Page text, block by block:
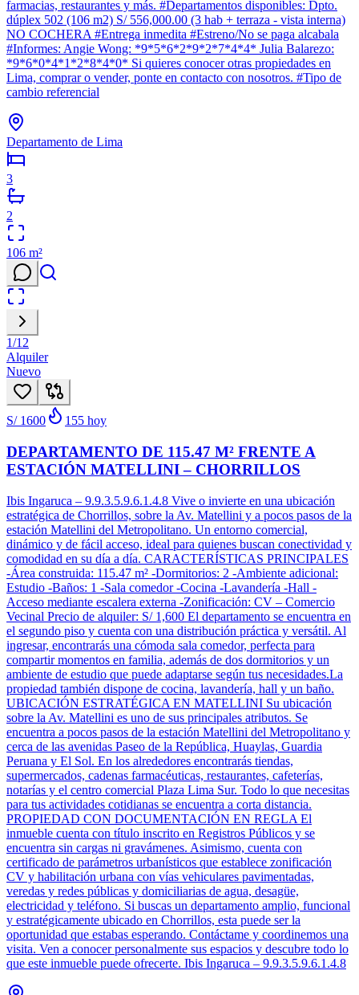
farmacias, restaurantes y más. #Departamentos disponibles: Dpto.
dúplex 502 (106 m2) S/ 556,000.00 (3 hab + terraza - vista interna)
NO COCHERA #Entrega inmedita #Estreno/No se paga alcabala
#Informes: Angie Wong: *9*5*6*2*9*2*7*4*4* Julia Balarezo:
*9*6*0*4*1*2*8*4*0* Si quieres conocer otras propiedades en
Lima, comprar o vender, ponte en contacto con nosotros. #Tipo de
cambio referencial
Departamento de Lima
3
2
106 m²
1/12
Alquiler
Nuevo
S/ 1600 155 hoy
DEPARTAMENTO DE 115.47 M² FRENTE A
ESTACIÓN MATELLINI – CHORRILLOS
Ibis Ingaruca – 9.9.3.5.9.6.1.4.8 Vive o invierte en una ubicación
estratégica de Chorrillos, sobre la Av. Matellini y a pocos pasos de la
estación Matellini del Metropolitano. Un entorno comercial,
dinámico y de fácil acceso, ideal para quienes buscan conectividad y
comodidad en su día a día. CARACTERÍSTICAS PRINCIPALES
-Área construida: 115.47 m² -Dormitorios: 2 -Ambiente adicional:
Estudio -Baños: 1 -Sala comedor -Cocina -Lavandería -Hall -
Acceso mediante escalera externa -Zonificación: CV – Comercio
Vecinal Precio de alquiler: S/ 1,600 El departamento se encuentra en
el segundo piso y cuenta con una distribución práctica y versátil. Al
ingresar, encontrarás una cómoda sala comedor, perfecta para
compartir momentos en familia, además de dos dormitorios y un
ambiente de estudio que puede adaptarse según tus necesidades.La
propiedad también dispone de cocina, lavandería, hall y un baño.
UBICACIÓN ESTRATÉGICA EN MATELLINI Su ubicación
sobre la Av. Matellini es uno de sus principales atributos. Se
encuentra a pocos pasos de la estación Matellini del Metropolitano y
cerca de las avenidas Paseo de la República, Huaylas, Guardia
Peruana y El Sol. En los alrededores encontrarás tiendas,
supermercados, cadenas farmacéuticas, restaurantes, cafeterías,
notarías y el centro comercial Plaza Lima Sur. Todo lo que necesitas
para tus actividades cotidianas se encuentra a corta distancia.
PROPIEDAD CON DOCUMENTACIÓN EN REGLA El
inmueble cuenta con título inscrito en Registros Públicos y se
encuentra sin cargas ni gravámenes. Asimismo, cuenta con
certificado de parámetros urbanísticos que establece zonificación
CV y habilitación urbana con vías vehiculares pavimentadas,
veredas y redes públicas y domiciliarias de agua, desagüe,
electricidad y teléfono. Si buscas un departamento amplio, funcional
y estratégicamente ubicado en Chorrillos, esta puede ser la
oportunidad que estabas esperando. Contáctame y coordinemos una
visita. Ven a conocer personalmente sus espacios y descubre todo lo
que este inmueble puede ofrecerte. Ibis Ingaruca – 9.9.3.5.9.6.1.4.8